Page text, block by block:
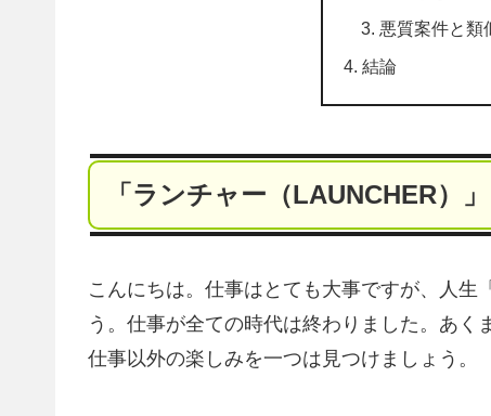
悪質案件と類
結論
「ランチャー（LAUNCHER）
こんにちは。仕事はとても大事ですが、人生
う。仕事が全ての時代は終わりました。あく
仕事以外の楽しみを一つは見つけましょう。